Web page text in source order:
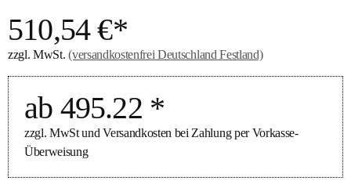
510,54 €*
zzgl. MwSt.(versandkostenfrei Deutschland Festland)
ab 495.22 *
zzgl. MwSt und Versandkosten bei Zahlung per Vorkasse-
Überweisung